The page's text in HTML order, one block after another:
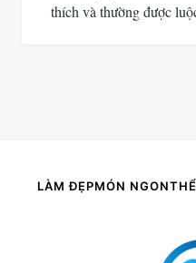
thích và thường được
LÀM ĐẸPMÓN NGON